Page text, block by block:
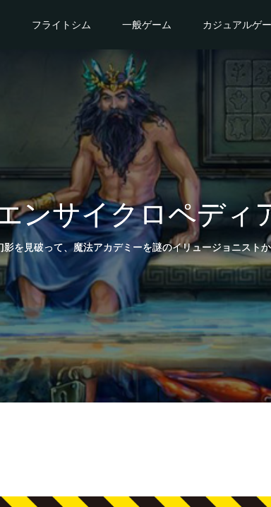
フライトシム 一般ゲーム カジュアルゲ
ンサイクロペディ
影を見破って、魔法アカデミーを謎のイリュージョニスト